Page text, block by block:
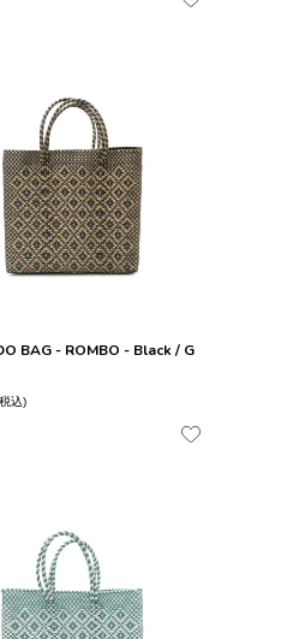
BAG - ROMBO - Black / G
込